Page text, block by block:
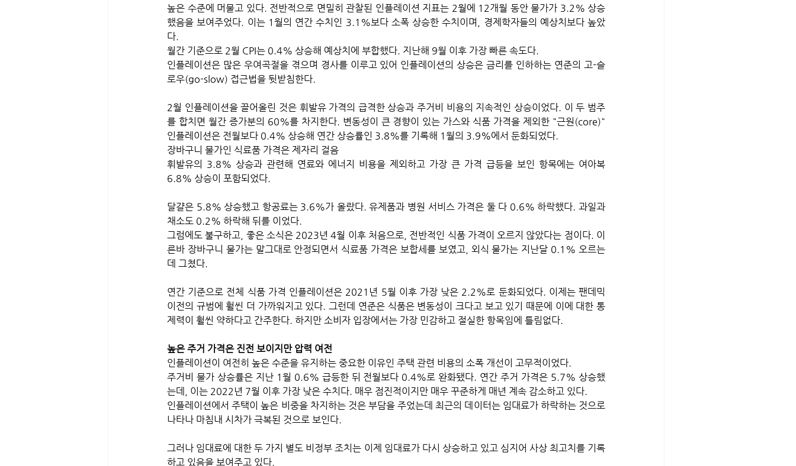
높은 수준에 머물고 있다. 전반적으로 면밀히 관찰된 인플레이션 지표는 2월에 12개월 동안 물가가 3.2% 상승
했음을 보여주었다. 이는 1월의 연간 수치인 3.1%보다 소폭 상승한 수치이며, 경제학자들의 예상치보다 높았
다.
월간 기준으로 2월 CPI는 0.4% 상승해 예상치에 부합했다. 지난해 9월 이후 가장 빠른 속도다.
인플레이션은 많은 우여곡절을 겪으며 경사를 이루고 있어 인플레이션의 상승은 금리를 인하하는 연준의 고-슬
로우(go-slow) 접근법을 뒷받침한다.
2월 인플레이션을 끌어올린 것은 휘발유 가격의 급격한 상승과 주거비 비용의 지속적인 상승이었다. 이 두 범주
를 합치면 월간 증가분의 60%를 차지한다. 변동성이 큰 경향이 있는 가스와 식품 가격을 제외한 "근원(core)"
인플레이션은 전월보다 0.4% 상승해 연간 상승률인 3.8%를 기록해 1월의 3.9%에서 둔화되었다.
장바구니 물가인 식료품 가격은 제자리 걸음
휘발유의 3.8% 상승과 관련해 연료와 에너지 비용을 제외하고 가장 큰 가격 급등을 보인 항목에는 여아복
6.8% 상승이 포함되었다.
달걀은 5.8% 상승했고 항공료는 3.6%가 올랐다. 유제품과 병원 서비스 가격은 둘 다 0.6% 하락했다. 과일과
채소도 0.2% 하락해 뒤를 이었다.
그럼에도 불구하고, 좋은 소식은 2023년 4월 이후 처음으로, 전반적인 식품 가격이 오르지 않았다는 점이다. 이
른바 장바구니 물가는 말그대로 안정되면서 식료품 가격은 보합세를 보였고, 외식 물가는 지난달 0.1% 오르는
데 그쳤다.
연간 기준으로 전체 식품 가격 인플레이션은 2021년 5월 이후 가장 낮은 2.2%로 둔화되었다. 이제는 팬데믹
이전의 규범에 훨씬 더 가까워지고 있다. 그런데 연준은 식품은 변동성이 크다고 보고 있기 때문에 이에 대한 통
제력이 훨씬 약하다고 간주한다. 하지만 소비자 입장에서는 가장 민감하고 절실한 항목임에 틀림없다.
높은 주거 가격은 진전 보이지만 압력 여전
인플레이션이 여전히 높은 수준을 유지하는 중요한 이유인 주택 관련 비용의 소폭 개선이 고무적이었다.
주거비 물가 상승률은 지난 1월 0.6% 급등한 뒤 전월보다 0.4%로 완화됐다. 연간 주거 가격은 5.7% 상승했
는데, 이는 2022년 7월 이후 가장 낮은 수치다. 매우 점진적이지만 매우 꾸준하게 매년 계속 감소하고 있다.
인플레이션에서 주택이 높은 비중을 차지하는 것은 부담을 주었는데 최근의 데이터는 임대료가 하락하는 것으로
나타나 마침내 시차가 극복된 것으로 보인다.
그러나 임대료에 대한 두 가지 별도 비정부 조치는 이제 임대료가 다시 상승하고 있고 심지어 사상 최고치를 기록
하고 있음을 보여주고 있다.